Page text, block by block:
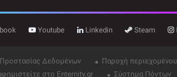
Youtube Linkedin Steam
Δεδομένων Παροχή περιεχομένου
στο Enternity.gr
Σύστημα Πόντων